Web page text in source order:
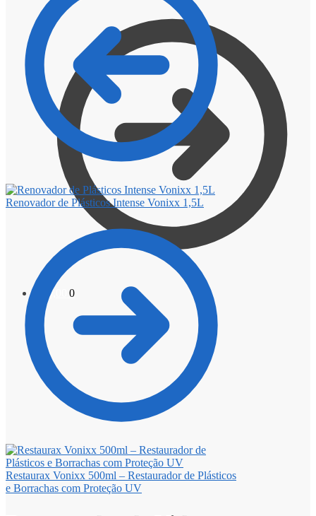
0,00 0
Renovador de Plásticos Intense Vonixx 1,5L
Restaurax Vonixx 500ml – Restaurador de Plásticos
e Borrachas com Proteção UV